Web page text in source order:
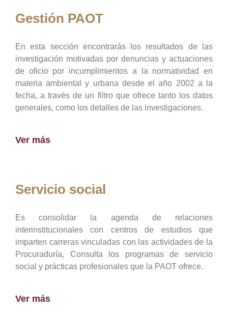
Gestión PAOT
En esta sección encontrarás los resultados de las
investigación motivadas por denuncias y actuaciones
de oficio por incumplimientos a la normatividad en
materia ambiental y urbana desde el año 2002 a la
fecha, a través de un filtro que ofrece tanto los datos
generales, como los detalles de las investigaciones.
Ver más
Servicio social
Es consolidar la agenda de relaciones
interinstitucionales con centros de estudios que
imparten carreras vinculadas con las actividades de la
Procuraduría, Consulta los programas de servicio
social y prácticas profesionales que la PAOT ofrece.
Ver más